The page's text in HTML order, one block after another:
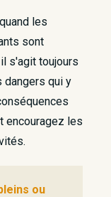
les
sont
s'agit toujours
dangers qui y
encouragez les
ou